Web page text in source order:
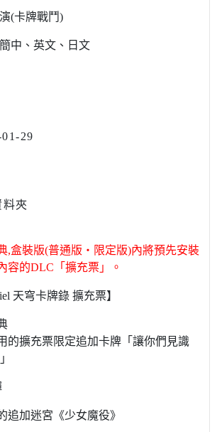
(卡牌戰鬥)
中、英文、日文
29
夾
,盒裝版(普通版‧限定版)內將預先安裝
容的DLC「擴充票」。
天穹卡牌錄 擴充票】
的擴充票限定追加卡牌「讓你們見識
追加迷宮《少女魔役》